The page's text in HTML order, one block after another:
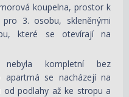
koupelna, prostor k
3. osobu, skleněnými
které se otevírají na
kompletní bez
apartmá se nacházejí na
podlahy až ke stropu a